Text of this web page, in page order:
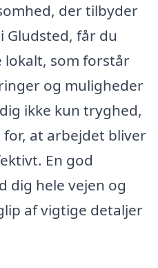
der tilbyder
får du
lokalt, som forstår
og muligheder
ikke kun tryghed,
at arbejdet bliver
En god
dig hele vejen og
af vigtige detaljer